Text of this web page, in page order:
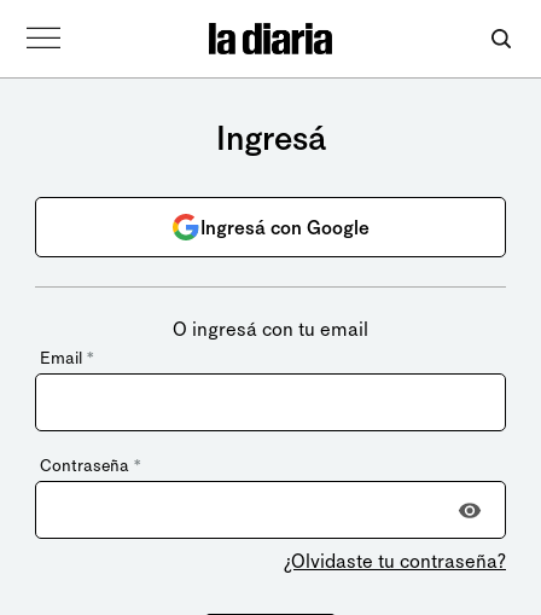
Ingresá
Ingresá con Google
O ingresá con tu email
Email *
Contraseña *
¿Olvidaste tu contraseña?